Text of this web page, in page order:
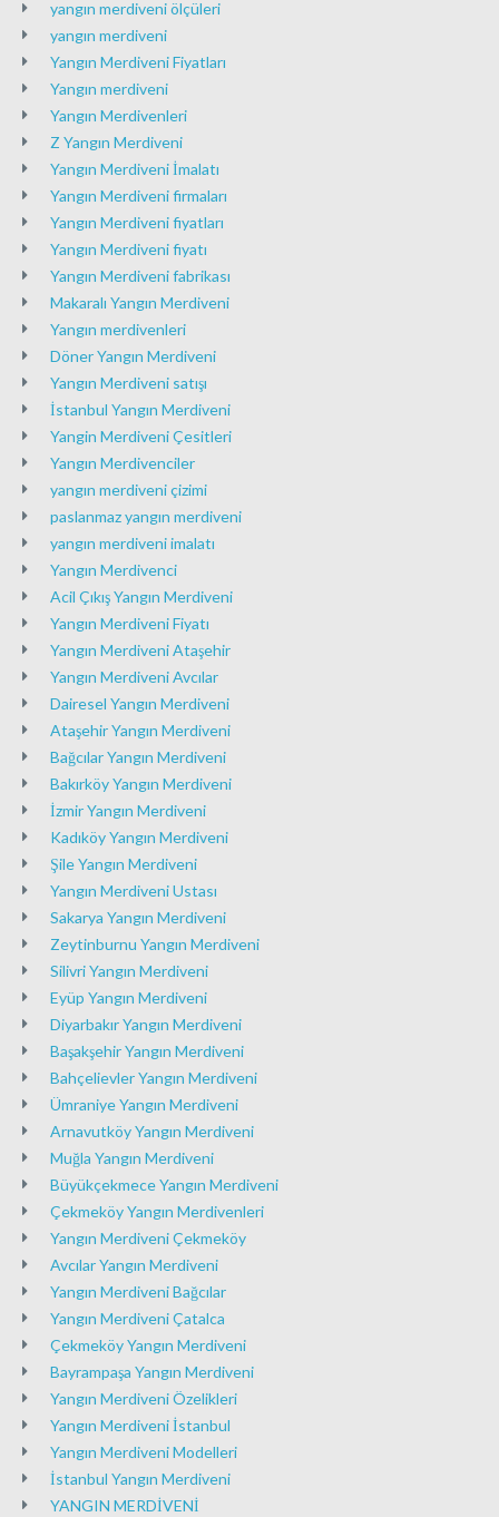
yangın merdiveni ölçüleri
yangın merdiveni
Yangın Merdiveni Fiyatları
Yangın merdiveni
Yangın Merdivenleri
Z Yangın Merdiveni
Yangın Merdiveni İmalatı
Yangın Merdiveni firmaları
Yangın Merdiveni fiyatları
Yangın Merdiveni fiyatı
Yangın Merdiveni fabrikası
Makaralı Yangın Merdiveni
Yangın merdivenleri
Döner Yangın Merdiveni
Yangın Merdiveni satışı
İstanbul Yangın Merdiveni
Yangin Merdiveni Çesitleri
Yangın Merdivenciler
yangın merdiveni çizimi
paslanmaz yangın merdiveni
yangın merdiveni imalatı
Yangın Merdivenci
Acil Çıkış Yangın Merdiveni
Yangın Merdiveni Fiyatı
Yangın Merdiveni Ataşehir
Yangın Merdiveni Avcılar
Dairesel Yangın Merdiveni
Ataşehir Yangın Merdiveni
Bağcılar Yangın Merdiveni
Bakırköy Yangın Merdiveni
İzmir Yangın Merdiveni
Kadıköy Yangın Merdiveni
Şile Yangın Merdiveni
Yangın Merdiveni Ustası
Sakarya Yangın Merdiveni
Zeytinburnu Yangın Merdiveni
Silivri Yangın Merdiveni
Eyüp Yangın Merdiveni
Diyarbakır Yangın Merdiveni
Başakşehir Yangın Merdiveni
Bahçelievler Yangın Merdiveni
Ümraniye Yangın Merdiveni
Arnavutköy Yangın Merdiveni
Muğla Yangın Merdiveni
Büyükçekmece Yangın Merdiveni
Çekmeköy Yangın Merdivenleri
Yangın Merdiveni Çekmeköy
Avcılar Yangın Merdiveni
Yangın Merdiveni Bağcılar
Yangın Merdiveni Çatalca
Çekmeköy Yangın Merdiveni
Bayrampaşa Yangın Merdiveni
Yangın Merdiveni Özelikleri
Yangın Merdiveni İstanbul
Yangın Merdiveni Modelleri
İstanbul Yangın Merdiveni
YANGIN MERDİVENİ